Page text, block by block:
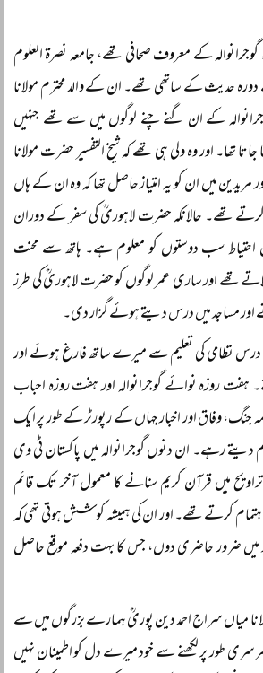
کے معروف صحافی تھے، جامعہ نصرۃ العلوم
حدیث کے ساتھی تھے۔ ان کے والد محترم مولانا
گوجرانوالہ کے ان گنے چنے لوگوں میں سے تھے جنہیں
تھا۔ اور وہ ولی ہی تھے کہ شیخ التفسیر حضرت مولانا
مریدین میں ان کو یہ امتیاز حاصل تھا کہ وہ ان کے ہاں
کرتے تھے۔ حالانکہ حضرت لاہوریؒ کی سفر کے دوران
احتیاط سب دوستوں کو معلوم ہے۔ ہاتھ سے محنت
تھے اور ساری عمر لوگوں کو حضرت لاہوریؒ کی طرز
اور مساجد میں درس دیتے ہوئے گزار دی۔
درس نظامی کی تعلیم سے میرے ساتھ فارغ ہوئے اور
روزہ نوائے گوجرانوالہ اور ہفت روزہ احباب
جنگ، وفاق اور اخبار جہاں کے رپورٹر کے طور پر ایک
رہے۔ ان دنوں گوجرانوالہ میں پاکستان ٹی وی
میں قرآن کریم سنانے کا معمول آخر تک قائم
کرتے تھے۔ اور ان کی ہمیشہ کوشش ہوتی تھی کہ
میں ضرور حاضری دوں، جس کا بہت دفعہ موقع حاصل
میاں سراج احمد دین پوریؒ ہمارے بزرگوں میں سے
طور پر لکھنے سے خود میرے دل کو اطمینان نہیں